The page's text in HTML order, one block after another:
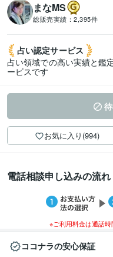
まなMS
総販売実績： 2,395件
占い認定サービス
占い領域での高い実績と鑑
ービスです
お気に入り(994)
電話相談申し込みの流れ
※ご利用料金は通話
ココナラの安心保証